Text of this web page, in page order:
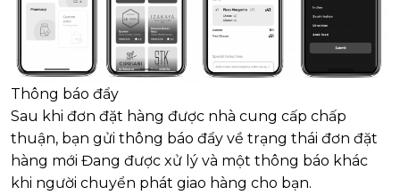
Thông báo đẩy
Sau khi đơn đặt hàng được nhà cung cấp chấp
thuận, bạn gửi thông báo đẩy về trạng thái đơn đặt
hàng mới Đang được xử lý và một thông báo khác
khi người chuyển phát giao hàng cho bạn.